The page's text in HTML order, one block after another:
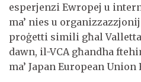
esperjenzi Ewropej u
ma’ nies u
proġetti simili għal
dawn, il-VCA għandha
ma’ Japan European Union